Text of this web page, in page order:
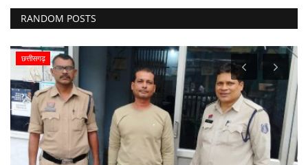
RANDOM POSTS
छत्तीसगढ़